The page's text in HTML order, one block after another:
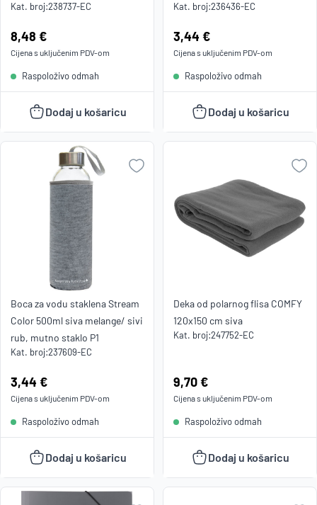
Kat. broj:238737-EC
Cijena:
8,48 €
Cijena s uključenim PDV-om
Raspoloživo odmah
Dodaj u košaricu
Kat. broj:236436-EC
Cijena:
3,44 €
Cijena s uključenim PDV-om
Raspoloživo odmah
Dodaj u košaricu
Boca za vodu staklena Stream
Color 500ml siva melange/ sivi
rub, mutno staklo P1
Kat. broj:237609-EC
Cijena:
3,44 €
Cijena s uključenim PDV-om
Raspoloživo odmah
Dodaj u košaricu
Deka od polarnog flisa COMFY
120x150 cm siva
Kat. broj:247752-EC
Cijena:
9,70 €
Cijena s uključenim PDV-om
Raspoloživo odmah
Dodaj u košaricu